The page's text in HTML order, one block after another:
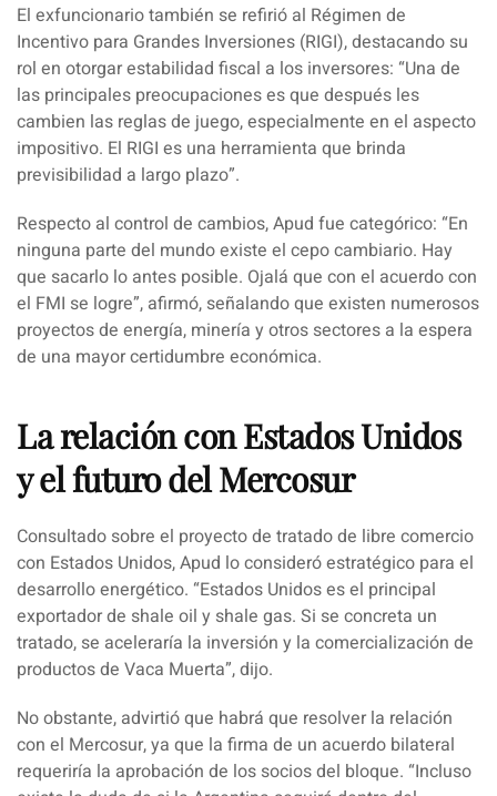
El exfuncionario también se refirió al Régimen de
Incentivo para Grandes Inversiones (RIGI), destacando su
rol en otorgar estabilidad fiscal a los inversores: “Una de
las principales preocupaciones es que después les
cambien las reglas de juego, especialmente en el aspecto
impositivo. El RIGI es una herramienta que brinda
previsibilidad a largo plazo”.
Respecto al control de cambios, Apud fue categórico: “En
ninguna parte del mundo existe el cepo cambiario. Hay
que sacarlo lo antes posible. Ojalá que con el acuerdo con
el FMI se logre”, afirmó, señalando que existen numerosos
proyectos de energía, minería y otros sectores a la espera
de una mayor certidumbre económica.
La relación con Estados Unidos
y el futuro del Mercosur
Consultado sobre el proyecto de tratado de libre comercio
con Estados Unidos, Apud lo consideró estratégico para el
desarrollo energético. “Estados Unidos es el principal
exportador de shale oil y shale gas. Si se concreta un
tratado, se aceleraría la inversión y la comercialización de
productos de Vaca Muerta”, dijo.
No obstante, advirtió que habrá que resolver la relación
con el Mercosur, ya que la firma de un acuerdo bilateral
requeriría la aprobación de los socios del bloque. “Incluso